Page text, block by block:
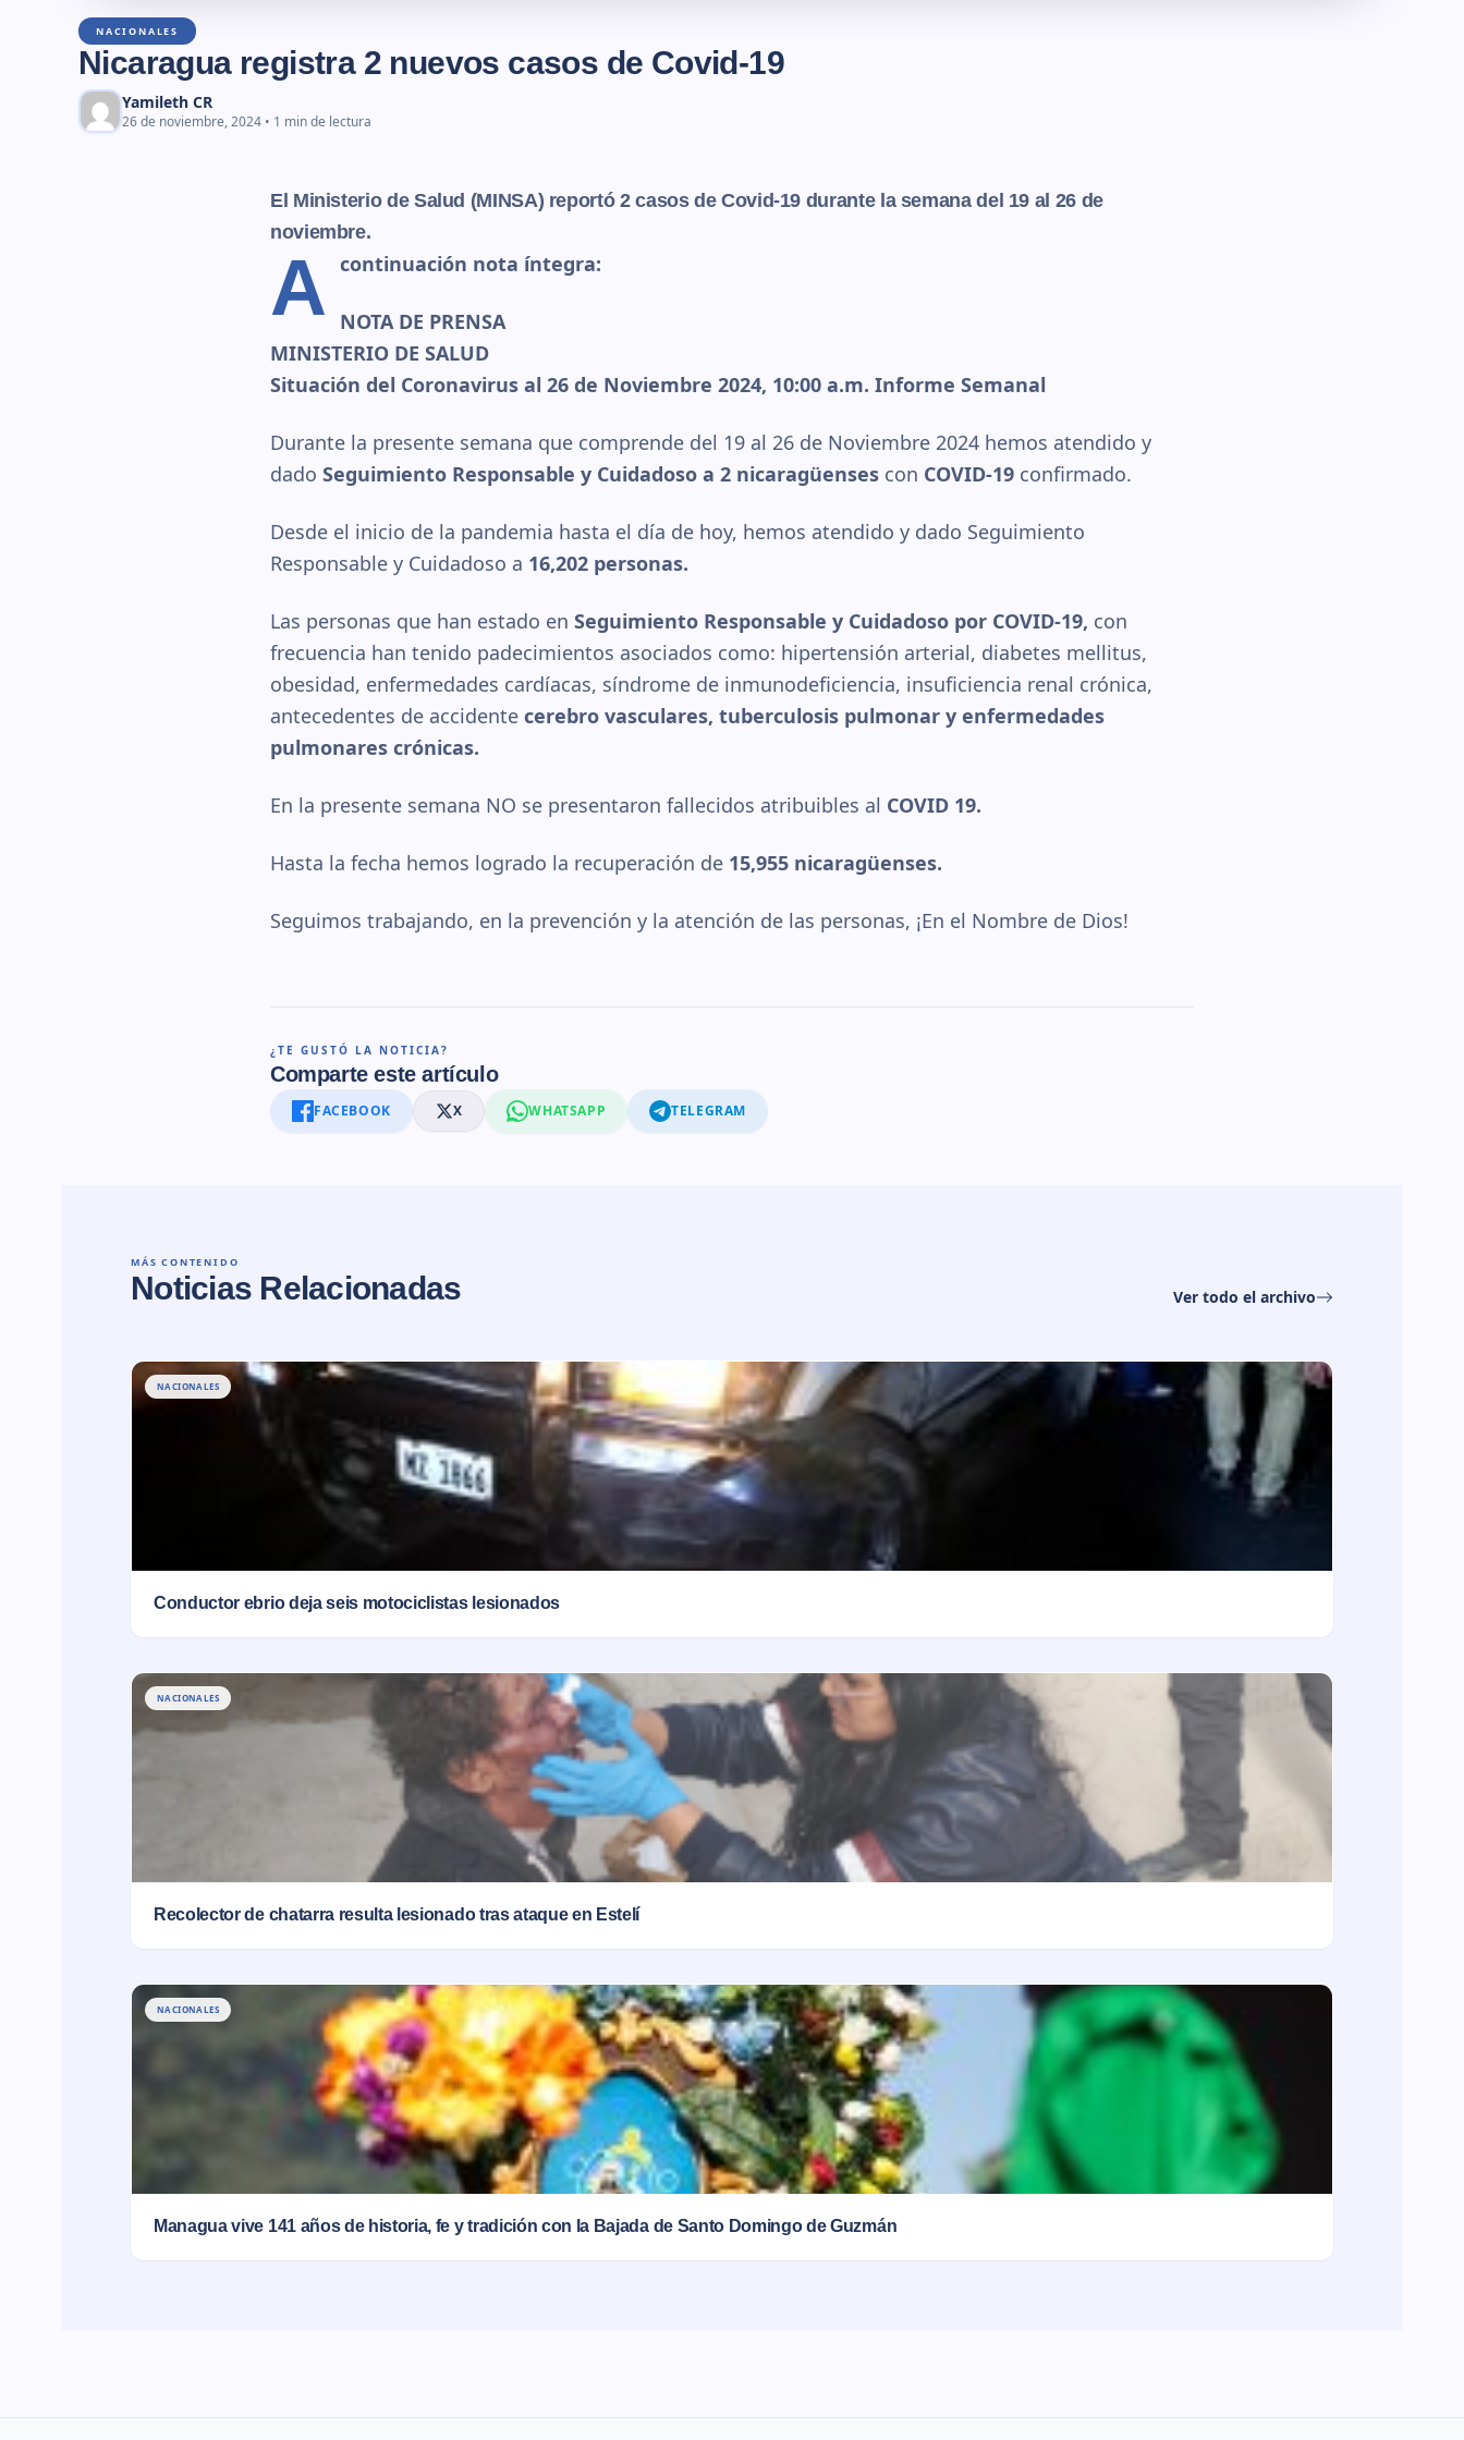
NACIONALES
Nicaragua registra 2 nuevos casos de Covid-19
Yamileth CR
26 de noviembre, 2024 • 1 min de lectura
El Ministerio de Salud (MINSA) reportó 2 casos de Covid-19 durante la semana del 19 al 26 de
noviembre.
A continuación nota íntegra:
NOTA DE PRENSA
MINISTERIO DE SALUD
Situación del Coronavirus al 26 de Noviembre 2024, 10:00 a.m. Informe Semanal
Durante la presente semana que comprende del 19 al 26 de Noviembre 2024 hemos atendido y
dado Seguimiento Responsable y Cuidadoso a 2 nicaragüenses con COVID-19 confirmado.
Desde el inicio de la pandemia hasta el día de hoy, hemos atendido y dado Seguimiento
Responsable y Cuidadoso a 16,202 personas.
Las personas que han estado en Seguimiento Responsable y Cuidadoso por COVID-19, con
frecuencia han tenido padecimientos asociados como: hipertensión arterial, diabetes mellitus,
obesidad, enfermedades cardíacas, síndrome de inmunodeficiencia, insuficiencia renal crónica,
antecedentes de accidente cerebro vasculares, tuberculosis pulmonar y enfermedades
pulmonares crónicas.
En la presente semana NO se presentaron fallecidos atribuibles al COVID 19.
Hasta la fecha hemos logrado la recuperación de 15,955 nicaragüenses.
Seguimos trabajando, en la prevención y la atención de las personas, ¡En el Nombre de Dios!
¿TE GUSTÓ LA NOTICIA?
Comparte este artículo
FACEBOOK X WHATSAPP TELEGRAM
MÁS CONTENIDO
Noticias Relacionadas Ver todo el archivo
NACIONALES
Conductor ebrio deja seis motociclistas lesionados
NACIONALES
Recolector de chatarra resulta lesionado tras ataque en Estelí
NACIONALES
Managua vive 141 años de historia, fe y tradición con la Bajada de Santo Domingo de Guzmán